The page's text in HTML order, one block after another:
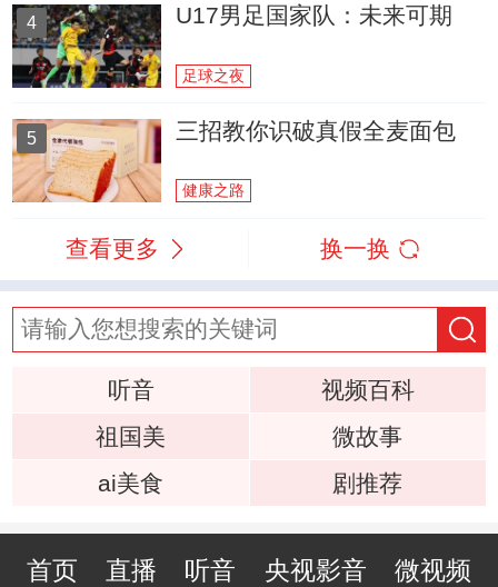
4 U17男足国家队：未来可期
足球之夜
5 三招教你识破真假全麦面包
健康之路
查看更多 换一换
听音
视频百科
祖国美
微故事
ai美食
剧推荐
首页 直播 听音 央视影音 微视频